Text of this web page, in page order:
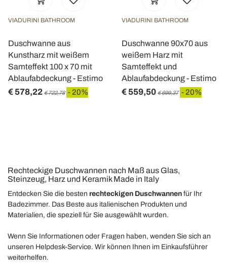
VIADURINI BATHROOM
Duschwanne aus
Kunstharz mit weißem
Samteffekt 100 x 70 mit
Ablaufabdeckung - Estimo
€ 578,22 € 722,78 - 20%
VIADURINI BATHROOM
Duschwanne 90x70 aus
weißem Harz mit
Samteffekt und
Ablaufabdeckung - Estimo
€ 559,50 € 699,37 - 20%
Rechteckige Duschwannen nach Maß aus Glas,
Steinzeug, Harz und Keramik Made in Italy
Entdecken Sie die besten rechteckigen Duschwannen für Ihr
Badezimmer. Das Beste aus italienischen Produkten und
Materialien, die speziell für Sie ausgewählt wurden.
Wenn Sie Informationen oder Fragen haben, wenden Sie sich an
unseren Helpdesk-Service. Wir können Ihnen im Einkaufsführer
weiterhelfen.